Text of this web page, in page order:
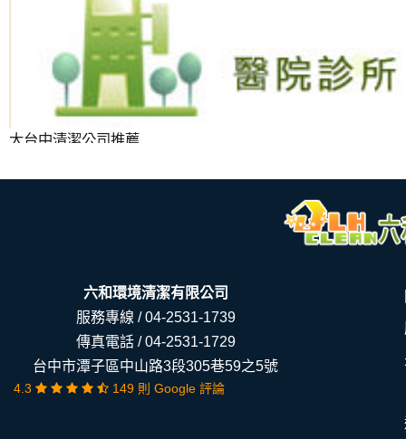
大台中清潔公司推薦
六和環境清潔有限公司
服務專線 /04-2531-1739
傳真電話 / 04-2531-1729
台中市潭子區中山路3段305巷59之5號
4.3 149 則 Google 評論